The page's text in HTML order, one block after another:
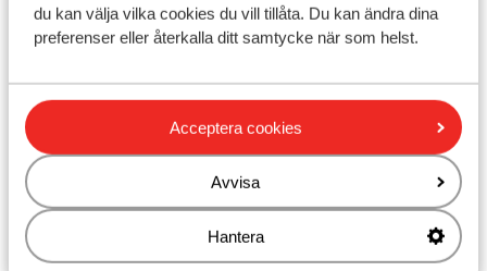
du kan välja vilka cookies du vill tillåta. Du kan ändra dina
preferenser eller återkalla ditt samtycke när som helst.
Acceptera cookies
Avvisa
Hantera
Don Gregory by Dunas Hotel - endast vuxna
Cristina by Tigotan Las Palmas Hotel - endast
Lopesan Baobab Resort
Lopesan Villa del Conde Resort & Thalasso